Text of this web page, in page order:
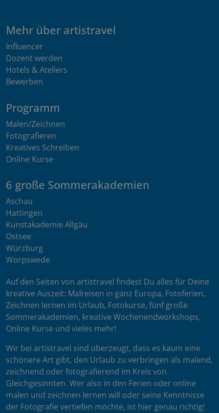
Mehr über artistravel
Influencer
Dozent werden
Hotels & Ateliers
Bewerben
Programm
Malen/Zeichnen
Fotografieren
Kreatives Schreiben
Online Kurse
6 große Sommerakademien
Aschau
Hattingen
Kunstakademie Allgäu
Ostsee
Würzburg
Worpswede
Auf den Seiten von artistravel findest Du alles für Deine
kreative Auszeit: Malreisen in ganz Europa, Fotoferien,
Zeichnen lernen im Urlaub, Fotokurse, fünf große
Sommerakademien, kreative Wochenendworkshops,
Online Kurse und vieles mehr!
Wir bei artistravel sind überzeugt, dass es kaum eine
schönere Art gibt, den Urlaub zu verbringen als malend,
zeichnend oder fotografierend im Kreis von
Gleichgesinnten. Wer also in den Ferien oder online
malen und zeichnen lernen will oder seine Kenntnisse
der Fotografie vertiefen möchte, ist hier genau richtig!